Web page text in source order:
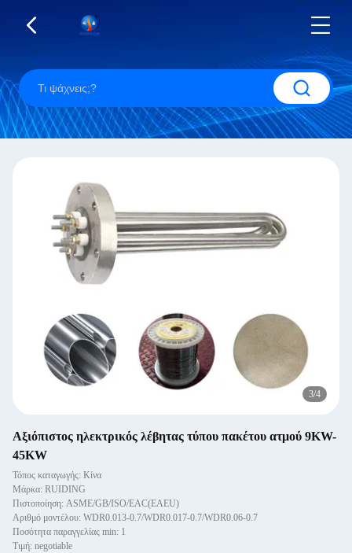
4/4
Αξιόπιστος ηλεκτρικός λέβητας τύπου πακέτου ατμού 9KW-
45KW
Τόπος καταγωγής: Κίνα
Μάρκα: RUIDING
Πιστοποίηση: ASME/GB/ISO/EAC(EAEU)
Αριθμό μοντέλου: WDR0.013-0.7/WDR0.017-0.7/WDR0.06-0.7
Ποσότητα παραγγελίας min: 1
Τιμή: negotiable